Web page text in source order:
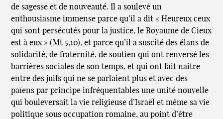
de sagesse et de nouveauté. Il a soulevé un
enthousiasme immense parce qu’il a dit « Heureux ceux
qui sont persécutés pour la justice, le Royaume de Cieux
est à eux » (Mt 5,10), et parce qu’il a suscité des élans de
solidarité, de fraternité, de soutien qui ont renversé les
barrières sociales de son temps, et qui ont fait naître
entre des juifs qui ne se parlaient plus et avec des
païens par principe infréquentables une unité nouvelle
qui bouleversait la vie religieuse d’Israël et même sa vie
politique sous occupation romaine, au point d’être